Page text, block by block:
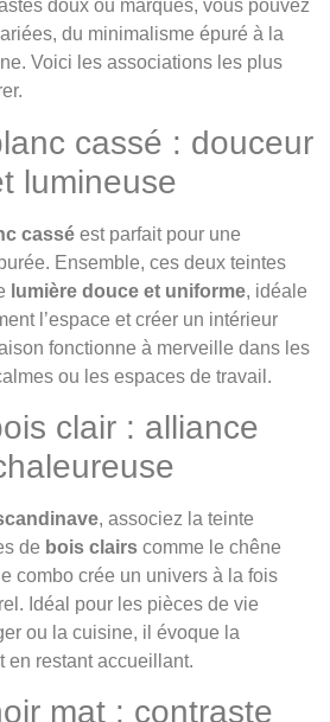
doux ou marqués, vous pouvez
du minimalisme épuré à la
Voici les associations les plus
cassé : douceur
lumineuse
cassé est parfait pour une
Ensemble, ces deux teintes
lumière douce et uniforme, idéale
l’espace et créer un intérieur
fonctionne à merveille dans les
ou les espaces de travail.
clair : alliance
, associez la teinte
de bois clairs comme le chêne
combo crée un univers à la fois
Idéal pour les pièces de vie
ou la cuisine, il évoque la
en restant accueillant.
mat : contraste